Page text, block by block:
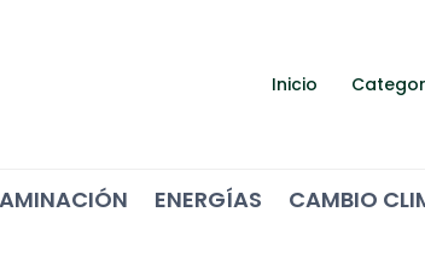
Inicio
ENERGÍAS CAMBIO